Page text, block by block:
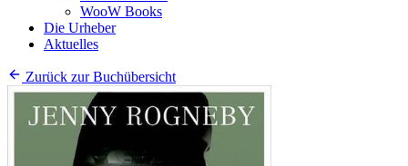
WooW Books
Die Urheber
Aktuelles
Zurück zur Buchübersicht